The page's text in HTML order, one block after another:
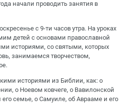
начали проводить занятия в
с 9-ти часов утра. На уроках
детей с основами православной
историями, со святыми, которых
занимаемся творчеством,
историями из Библии, как: о
о Ноевом ковчеге, о Вавилонской
семье, о Самуиле, об Аврааме и его